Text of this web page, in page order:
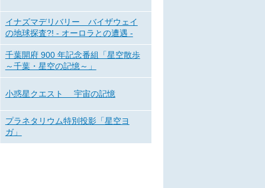
イナズマデリバリー バイザウェイ
の地球探査?! - オーロラとの遭遇 -
千葉開府 900 年記念番組「星空散歩
～千葉・星空の記憶～」
小惑星クエスト 宇宙の記憶
プラネタリウム特別投影「星空ヨ
ガ」